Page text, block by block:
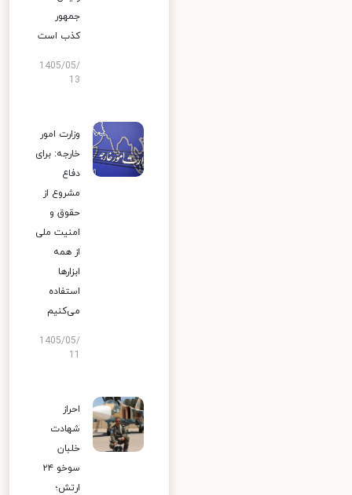
جمهور
کذب است
1405/05/
13
وزارت امور
خارجه: برای
دفاع
مشروع از
حقوق و
امنیت ملی
از همه
ابزارها
استفاده
می‌کنیم
1405/05/
احراز
شهادت
خلبان
سوخو ۲۴
ارتش؛